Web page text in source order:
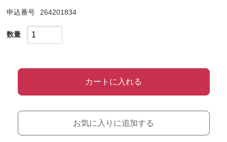
申込番号 264201834
数量
カートに入れる
お気に入りに追加する